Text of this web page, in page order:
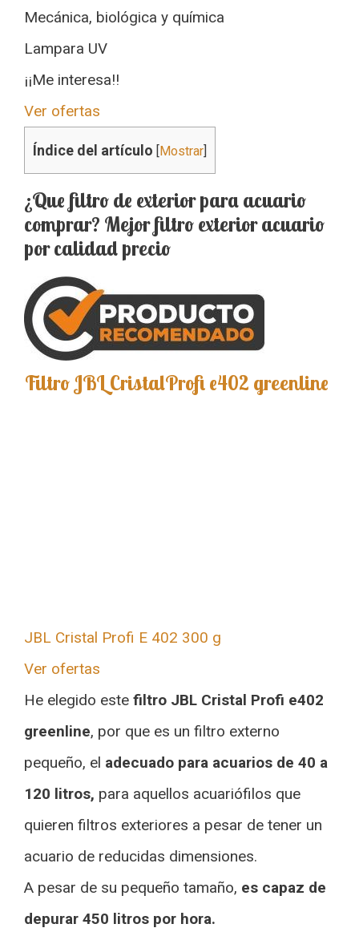
Mecánica, biológica y química
Lampara UV
¡¡Me interesa!!
Ver ofertas
Índice del artículo [Mostrar]
¿Que filtro de exterior para acuario
comprar? Mejor filtro exterior acuario
por calidad precio
Filtro JBL CristalProfi e402 greenline
JBL Cristal Profi E 402 300 g
Ver ofertas
He elegido este filtro JBL Cristal Profi e402
greenline, por que es un filtro externo
pequeño, el adecuado para acuarios de 40 a
120 litros, para aquellos acuariófilos que
quieren filtros exteriores a pesar de tener un
acuario de reducidas dimensiones.
A pesar de su pequeño tamaño, es capaz de
depurar 450 litros por hora.